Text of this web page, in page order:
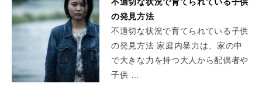
不適切な状況で育てられている子供
の発見方法
不適切な状況で育てられている子供
の発見方法 家庭内暴力は、家の中
で大きな力を持つ大人から配偶者や
子供 …